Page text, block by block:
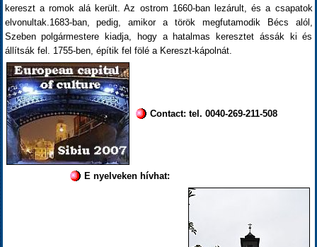
kereszt a romok alá került. Az ostrom 1660-ban lezárult, és a csapatok
elvonultak.1683-ban, pedig, amikor a török megfutamodik Bécs alól,
Szeben polgármestere kiadja, hogy a hatalmas keresztet ássák ki és
állítsák fel. 1755-ben, építik fel fölé a Kereszt-kápolnát.
Contact: tel. 0040-269-211-508
E nyelveken hívhat: